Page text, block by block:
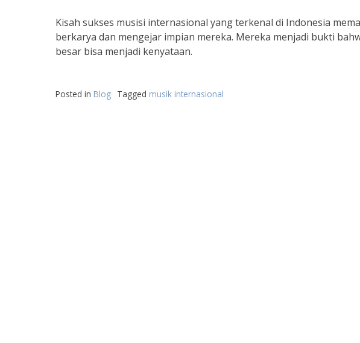
Kisah sukses musisi internasional yang terkenal di Indonesia
berkarya dan mengejar impian mereka. Mereka menjadi bukti
besar bisa menjadi kenyataan.
Posted in Blog Tagged musik internasional